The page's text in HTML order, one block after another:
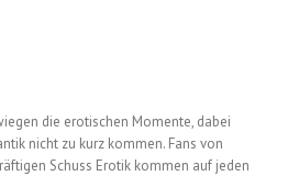
die erotischen Momente, dabei
nicht zu kurz kommen. Fans von
Schuss Erotik kommen auf jeden